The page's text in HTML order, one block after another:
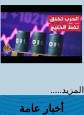
المزيد.....
أخبار عامة